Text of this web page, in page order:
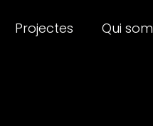
Projectes Qui som